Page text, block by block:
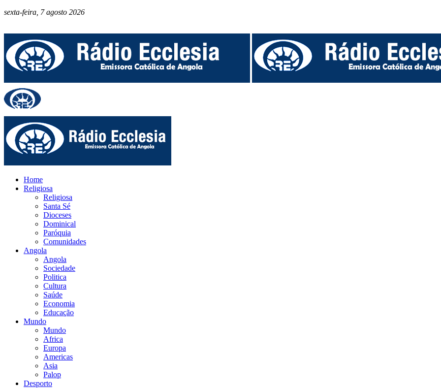
sexta-feira, 7 agosto 2026
Home
Religiosa
Religiosa
Santa Sé
Dioceses
Dominical
Paróquia
Comunidades
Angola
Angola
Sociedade
Politica
Cultura
Saúde
Economia
Educação
Mundo
Mundo
Africa
Europa
Americas
Asia
Palop
Desporto